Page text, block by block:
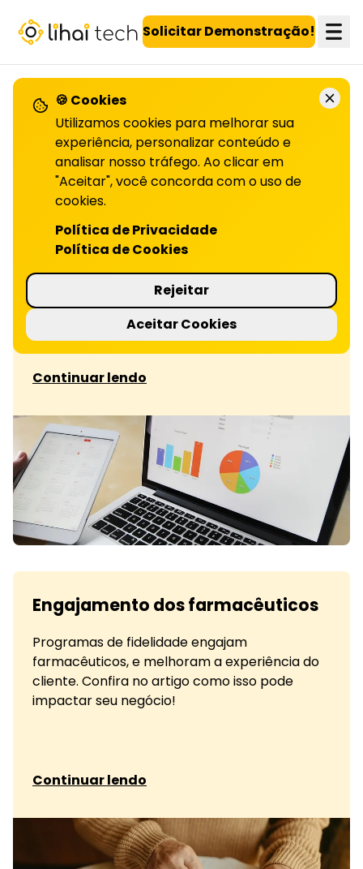
LiHai - Página inicial Solicitar Demonstração!
Confira todos os artigos!
Segredo para fidelizar clientes
No mercado alimentício, fidelizar clientes vai
além da qualidade. Descubra estratégias para
criar laços duradouros! Confira no blog.
Continuar lendo
Engajamento dos farmacêuticos
Programas de fidelidade engajam
farmacêuticos, e melhoram a experiência do
cliente. Confira no artigo como isso pode
impactar seu negócio!
Continuar lendo
🍪 Cookies
Utilizamos cookies para melhorar sua
experiência, personalizar conteúdo e
analisar nosso tráfego. Ao clicar em
"Aceitar", você concorda com o uso de
cookies.
Política de Privacidade
Política de Cookies
Rejeitar
Aceitar Cookies